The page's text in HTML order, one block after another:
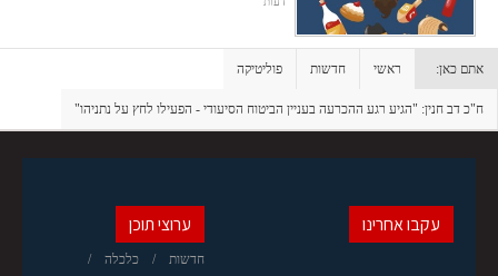
אתם כאן: ראשי חדשות פוליטיקה
ח"כ דב חנין: "הגיע רגע ההכרעה בעניין הביטוח הסיעודי - הפעילו לחץ על נתניהו"
ערוצי תוכן
חדשות כלכלה
עקבו אחרינו